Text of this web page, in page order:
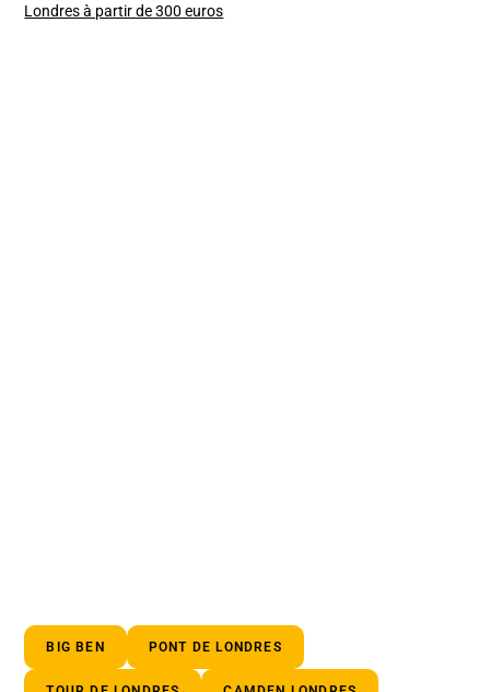
Londres à partir de 300 euros
BIG BEN PONT DE LONDRES